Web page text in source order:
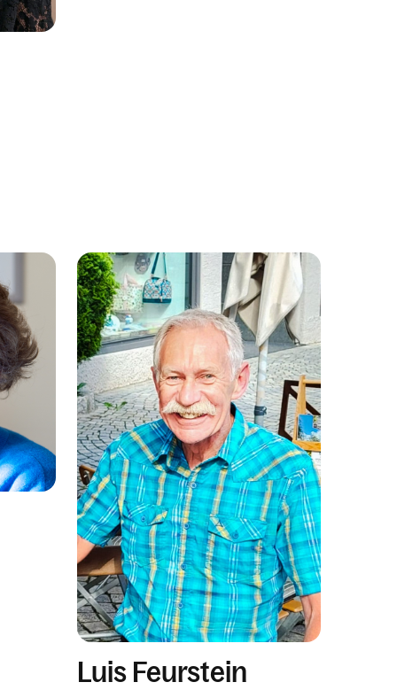
Luis Feurstein